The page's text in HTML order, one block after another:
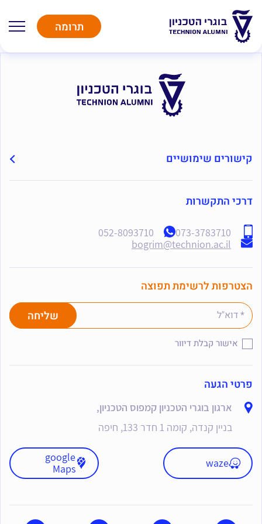
תרומה
קישורים שימושיים
פרטי הגעה
ארגון בוגרי הטכניון קמפוס הטכניון,
בניין קנדה, קומה 1 חדר 133, חיפה
waze
google
Maps
דרכי התקשרות
073-3783710
052-8093710
bogrim@technion.ac.il
הצטרפות לרשימת תפוצה
אישור קבלת דיוור